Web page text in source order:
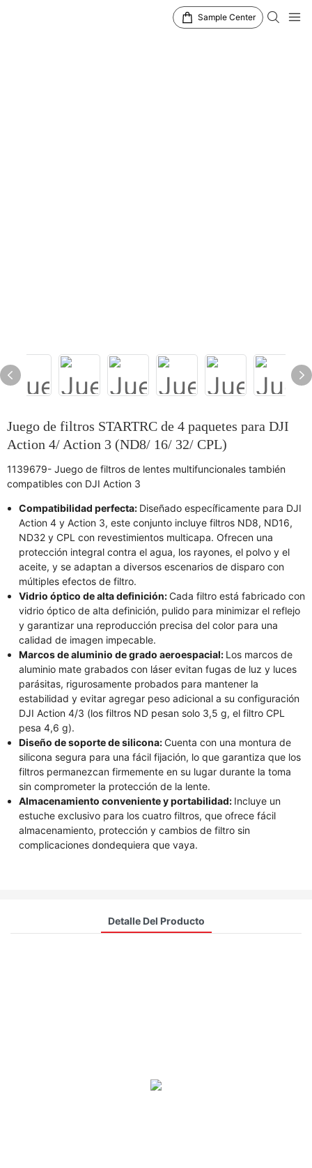
Sample Center
Juego de filtros STARTRC de 4 paquetes para DJI
Action 4/ Action 3 (ND8/ 16/ 32/ CPL)
1139679- Juego de filtros de lentes multifuncionales también
compatibles con DJI Action 3
Compatibilidad perfecta: Diseñado específicamente para DJI
Action 4 y Action 3, este conjunto incluye filtros ND8, ND16,
ND32 y CPL con revestimientos multicapa. Ofrecen una
protección integral contra el agua, los rayones, el polvo y el
aceite, y se adaptan a diversos escenarios de disparo con
múltiples efectos de filtro.
Vidrio óptico de alta definición:Cada filtro está fabricado con
vidrio óptico de alta definición, pulido para minimizar el reflejo
y garantizar una reproducción precisa del color para una
calidad de imagen impecable.
Marcos de aluminio de grado aeroespacial: Los marcos de
aluminio mate grabados con láser evitan fugas de luz y luces
parásitas, rigurosamente probados para mantener la
estabilidad y evitar agregar peso adicional a su configuración
DJI Action 4/3 (los filtros ND pesan solo 3,5 g, el filtro CPL
pesa 4,6 g).
Diseño de soporte de silicona:Cuenta con una montura de
silicona segura para una fácil fijación, lo que garantiza que los
filtros permanezcan firmemente en su lugar durante la toma
sin comprometer la protección de la lente.
Almacenamiento conveniente y portabilidad: Incluye un
estuche exclusivo para los cuatro filtros, que ofrece fácil
almacenamiento, protección y cambios de filtro sin
complicaciones dondequiera que vaya.
Detalle Del Producto